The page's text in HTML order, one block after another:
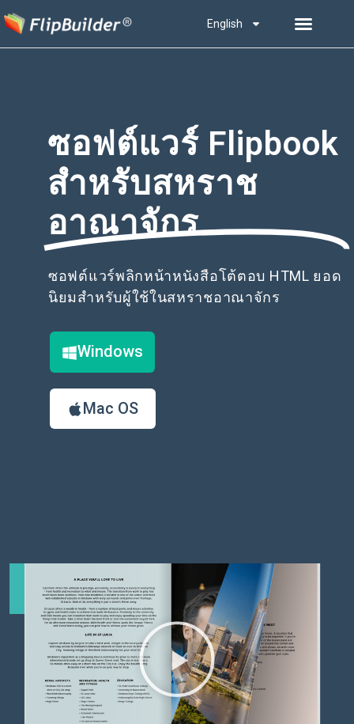
English
ซอฟต์แวร์ Flipbook
สำหรับสหราช
อาณาจักร
ซอฟต์แวร์พลิกหน้าหนังสือโต้ตอบ HTML ยอด
นิยมสำหรับผู้ใช้ในสหราชอาณาจักร
Windows
Mac OS